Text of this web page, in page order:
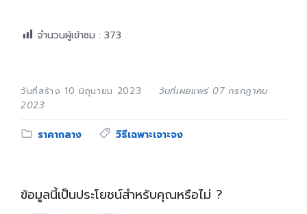
จำนวนผู้เข้าชม : 373
วันที่สร้าง 10 มิถุนายน 2023
วันที่เผยแพร่ 07 กรกฎาคม
2023
Category:
ราคากลาง Tags:
วิธีเฉพาะเจาะจง
ข้อมูลนี้เป็นประโยชน์สำหรับคุณหรือไม่ ?